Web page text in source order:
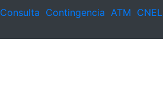
Consulta Contingencia ATM CNEL